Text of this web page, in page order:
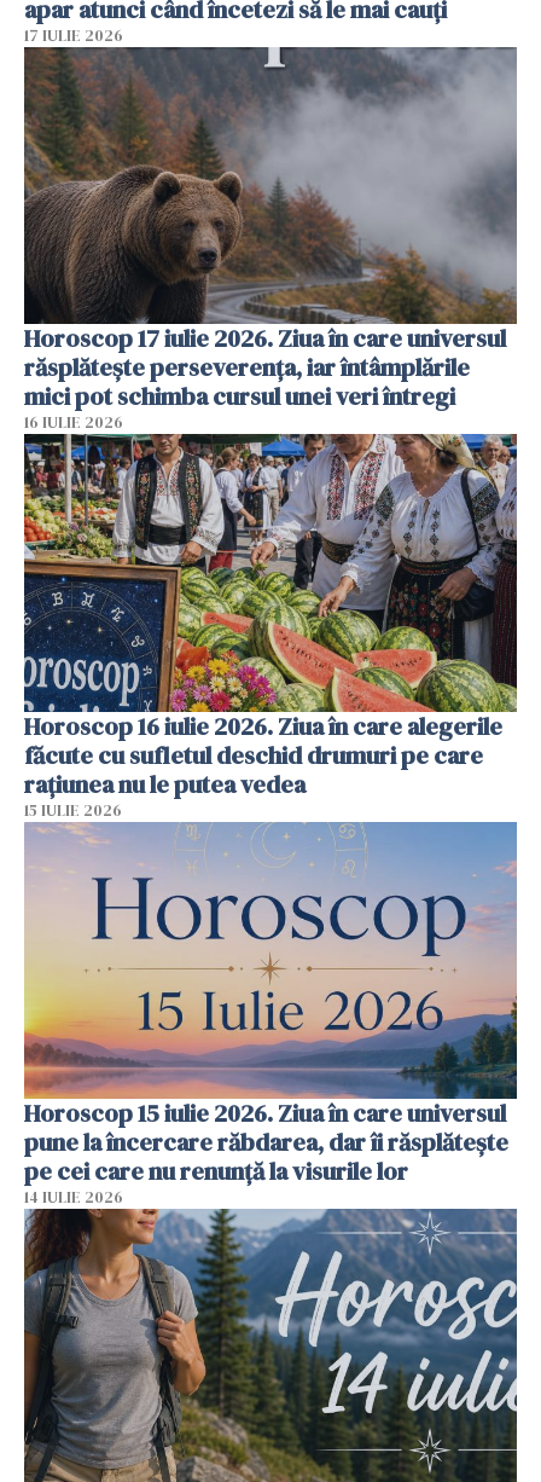
apar atunci când încetezi să le mai cauți
17 IULIE 2026
Horoscop 17 iulie 2026. Ziua în care universul
răsplătește perseverența, iar întâmplările
mici pot schimba cursul unei veri întregi
16 IULIE 2026
Horoscop 16 iulie 2026. Ziua în care alegerile
făcute cu sufletul deschid drumuri pe care
rațiunea nu le putea vedea
15 IULIE 2026
Horoscop 15 iulie 2026. Ziua în care universul
pune la încercare răbdarea, dar îi răsplătește
pe cei care nu renunță la visurile lor
14 IULIE 2026